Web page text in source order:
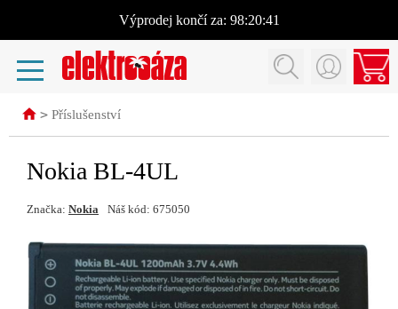
Výprodej končí za: 98:20:41
> Příslušenství
Nokia BL-4UL
Značka: Nokia Náš kód: 675050